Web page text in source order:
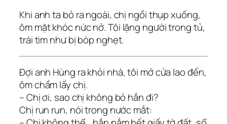
Khi anh ta bỏ ra ngoài, chị ngồi thụp xuống,
ôm mặt khóc nức nở. Tôi lặng người trong tủ,
trái tim như bị bóp nghẹt.
Đợi anh Hùng ra khỏi nhà, tôi mở cửa lao đến,
ôm chầm lấy chị.
– Chị ơi, sao chị không bỏ hắn đi?
Chị run run, nói trong nước mắt: